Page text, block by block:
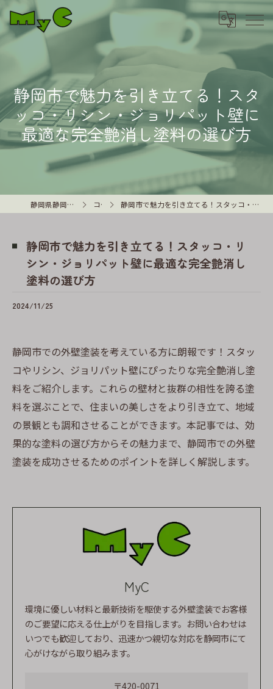
静岡市で魅力を引き立てる！スタ
ッコ・リシン・ジョリパット壁に
最適な完全艶消し塗料の選び方
静岡県静岡市の外壁塗装はMyC コラム 静岡市で魅力を引き立てる！スタッコ・リシン・ジョリパット壁に最適な完全艶消し塗料の選び方
静岡市で魅力を引き立てる！スタッコ・リ
シン・ジョリパット壁に最適な完全艶消し
塗料の選び方
2024/11/25
静岡市での外壁塗装を考えている方に朗報です！スタッ
コやリシン、ジョリパット壁にぴったりな完全艶消し塗
料をご紹介します。これらの壁材と抜群の相性を誇る塗
料を選ぶことで、住まいの美しさをより引き立て、地域
の景観とも調和させることができます。本記事では、効
果的な塗料の選び方からその魅力まで、静岡市での外壁
塗装を成功させるためのポイントを詳しく解説します。
MyC
環境に優しい材料と最新技術を駆使する外壁塗装でお客様
のご要望に応える仕上がりを目指します。お問い合わせは
いつでも歓迎しており、迅速かつ親切な対応を静岡市にて
心がけながら取り組みます。
〒420-0071